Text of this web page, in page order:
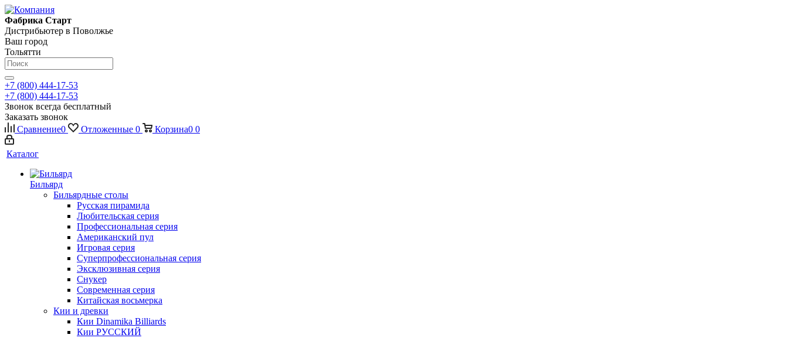
Фабрика Старт
Дистрибьютер в Поволжье
Ваш город
Тольятти
+7 (800) 444-17-53
+7 (800) 444-17-53
Звонок всегда бесплатный
Заказать звонок
Сравнение0 Отложенные 0 Корзина0 0
Каталог
Бильярд
Бильярдные столы
Русская пирамида
Любительская серия
Профессиональная серия
Американский пул
Игровая серия
Суперпрофессиональная серия
Эксклюзивная серия
Снукер
Современная серия
Китайская восьмерка
Кии и древки
Кии Dinamika Billiards
Кии РУССКИЙ